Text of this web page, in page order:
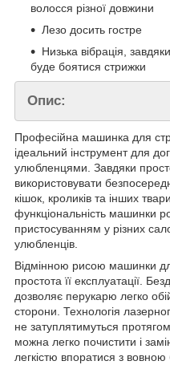
волосся різної довжини
Лезо досить гостре
Низька вібрація,
буде боятися стрижки
Опис:
Професійна машинка для
ідеальний інструмент для
улюбленцями. Завдяки
використовувати
кішок, кроликів та інших
функціональність машинки
пристосуванням у різних
улюбленців.
Відмінною рисою машинки
простота її експлуатації.
дозволяє перукарю легко
сторони. Технологія
не затуплятимуться
можна легко почистити і
легкістю впоратися з вовною